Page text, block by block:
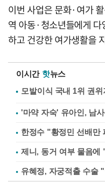
이번 사업은 문화·여가
역 아동·청소년들에게
하고 건강한 여가생활을
이시간 핫뉴스
'마약 자숙' 유아인, 남
한정수 "황정민 선배만
제니, 동거 여부 물음에
유혜정, 자궁적출 수술